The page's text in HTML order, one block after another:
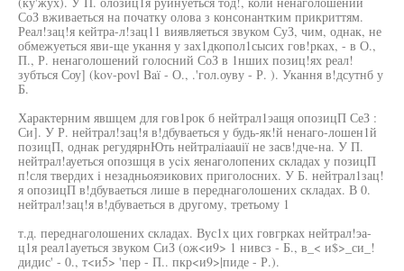
СоЗ вживаеться на початку олова з консонантким прикриттям.
Реал!зац!я кейтра-л!зац11 виявляеться звуком СуЗ, чим, однак, не
обмежуеться яви-ще укання у зах1дкопол1сысих гов!рках, - в О.,
П., Р. ненаголошений голосний СоЗ в 1нших позиц!ях реал!
зубться Соу] (kov-povl Baï - О., .'гол.оуву - Р. ). Укання в!дсутнб у
Б.
Характерним явшцем для гов1рок б нейтрал1эащя опозицП СеЗ :
Си]. У Р. нейтрал!зац!я в!дбуваеться у будь-як!й ненаго-лошен1й
позицП, однак регудярнЮть нейтралiaauiï не засв!дче-на. У П.
нейтрал!ауеться опозшця в ycix яенаголопених складах у позицП
п!сля твердих i незадньояэикових приголосних. У Б. нейтрал1зац!
я опозицП в!дбуваеться лише в переднаголошених складах. В 0.
нейтрал!зац!я в!дбуваеться в другому, третьому 1
т.д. переднаголошених складах. Вус1х цих говгрках нейтрал!эа-
ц1я реал1ауеться звуком СиЗ (ож<и9> 1 нивсз - Б., в_< и$>_си_!
дидис' - 0., т<и5> 'пер - П.. пкр<и9>|пиде - Р.).